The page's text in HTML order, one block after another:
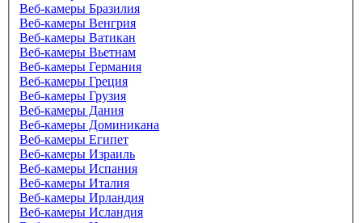
Веб-камеры Бразилия
Веб-камеры Венгрия
Веб-камеры Ватикан
Веб-камеры Вьетнам
Веб-камеры Германия
Веб-камеры Греция
Веб-камеры Грузия
Веб-камеры Дания
Веб-камеры Доминикана
Веб-камеры Египет
Веб-камеры Израиль
Веб-камеры Испания
Веб-камеры Италия
Веб-камеры Ирландия
Веб-камеры Исландия